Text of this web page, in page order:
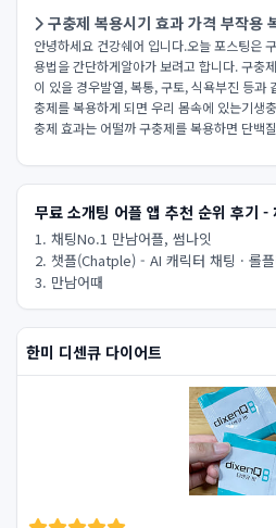
구충제 복용시기 효과 가격 부작용
안녕하세요 건강쉐어 입니다.오늘 포스팅은
용법을 간단하게알아가 보려고 합니다. 구충
이 있을 경우발열, 복통, 구토, 식욕부진 등과
충제를 복용하게 되면 우리 몸속에 있는기생
충제 효과는 어떨까 구충제를 복용하면 단백
무료 소개팅 어플 앱 추천 순위 후기 -
1. 채팅No.1 만남어플, 썸나잇
2. 챗플(Chatple) - AI 캐릭터 채팅 · 롤
3. 만남어때
한미 디센큐 다이어트